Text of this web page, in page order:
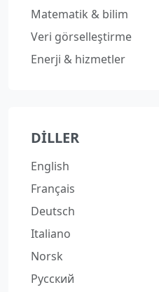
Matematik & bilim
Veri görselleştirme
Enerji & hizmetler
DILLER
English
Français
Deutsch
Italiano
Norsk
Русский